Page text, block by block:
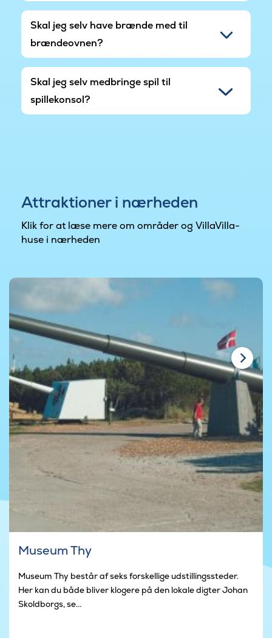
Skal jeg selv have brænde med til
brændeovnen?
Skal jeg selv medbringe spil til
spillekonsol?
Attraktioner i nærheden
Klik for at læse mere om områder og VillaVilla-
huse i nærheden
Museum Thy
Museum Thy består af seks forskellige udstillingssteder.
Her kan du både bliver klogere på den lokale digter Johan
Skoldborgs, se...